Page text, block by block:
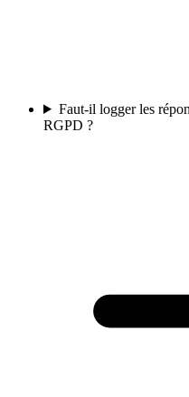
Faut-il logger les
RGPD ?